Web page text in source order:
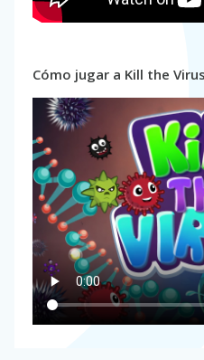
Cómo jugar a Kill the Virus